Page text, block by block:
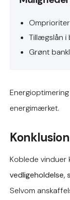
Tillægslån
Grønt
energimærket.
Konklusion
Koblede vinduer
vedligeholdelse,
Selvom